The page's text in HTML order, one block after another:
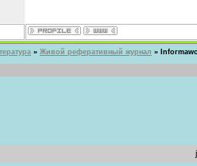
» Живой реферативный журнал »